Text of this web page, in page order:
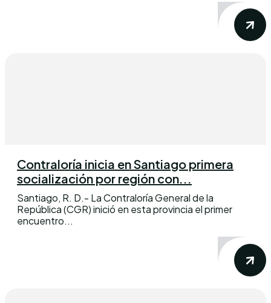
Contraloría inicia en Santiago primera
socialización por región con...
Santiago, R. D.- La Contraloría General de la
República (CGR) inició en esta provincia el primer
encuentro...